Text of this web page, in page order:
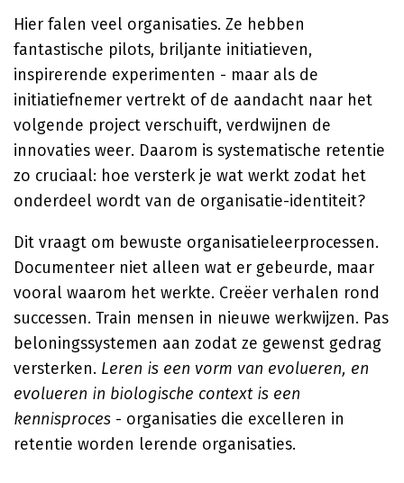
Hier falen veel organisaties. Ze hebben
fantastische pilots, briljante initiatieven,
inspirerende experimenten - maar als de
initiatiefnemer vertrekt of de aandacht naar het
volgende project verschuift, verdwijnen de
innovaties weer. Daarom is systematische retentie
zo cruciaal: hoe versterk je wat werkt zodat het
onderdeel wordt van de organisatie-identiteit?
Dit vraagt om bewuste organisatieleerprocessen.
Documenteer niet alleen wat er gebeurde, maar
vooral waarom het werkte. Creëer verhalen rond
successen. Train mensen in nieuwe werkwijzen. Pas
beloningssystemen aan zodat ze gewenst gedrag
versterken. Leren is een vorm van evolueren, en
evolueren in biologische context is een
kennisproces - organisaties die excelleren in
retentie worden lerende organisaties.